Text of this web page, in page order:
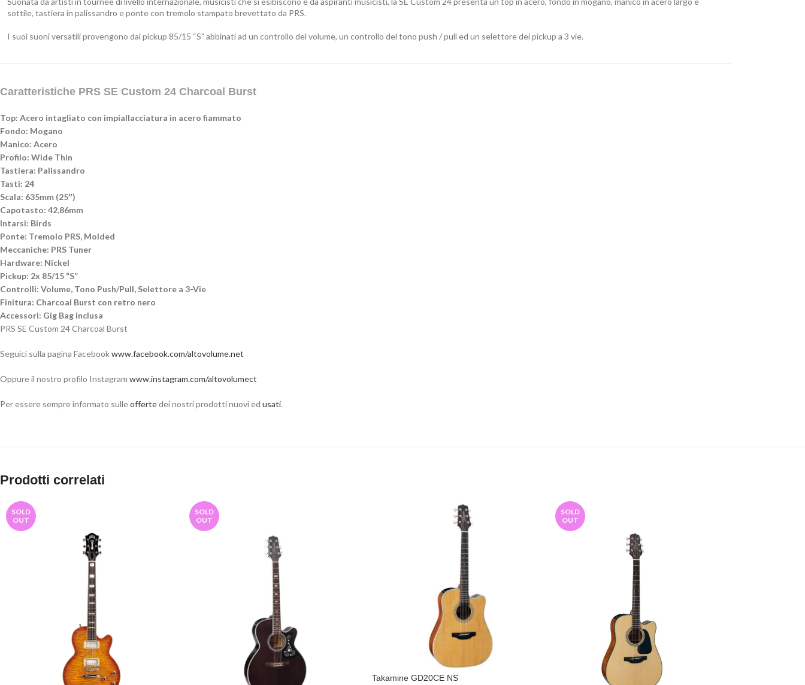
sottile, tastiera in palissandro e ponte con tremolo stampato brevettato da PRS.
I suoi suoni versatili provengono dai pickup 85/15 “S” abbinati ad un controllo del volume, un controllo del tono push / pull ed un selettore dei pickup a 3 vie.
Caratteristiche PRS SE Custom 24 Charcoal Burst
Top: Acero intagliato con impiallacciatura in acero fiammato
Fondo: Mogano
Manico: Acero
Profilo: Wide Thin
Tastiera: Palissandro
Tasti: 24
Scala: 635mm (25″)
Capotasto: 42,86mm
Intarsi: Birds
Ponte: Tremolo PRS, Molded
Meccaniche: PRS Tuner
Hardware: Nickel
Pickup: 2x 85/15 “S”
Controlli: Volume, Tono Push/Pull, Selettore a 3-Vie
Finitura: Charcoal Burst con retro nero
Accessori: Gig Bag inclusa
PRS SE Custom 24 Charcoal Burst
Seguici sulla pagina Facebookwww.facebook.com/altovolume.net
Oppure il nostro profilo Instagram www.instagram.com/altovolumect
Per essere sempre informato sulleoffertedei nostri prodotti nuovi ed usati.
Prodotti correlati
SOLD
OUT
SOLD
OUT
Takamine GD20CE NS
SOLD
OUT